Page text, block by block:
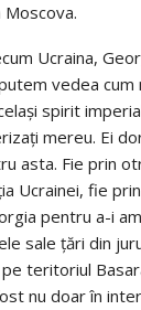
Ucraina,
vedea
spirit
mereu. Ei
asta. Fie prin
Ucrainei, fie
pentru a-i
sale ţări din
teritoriul
nu doar în